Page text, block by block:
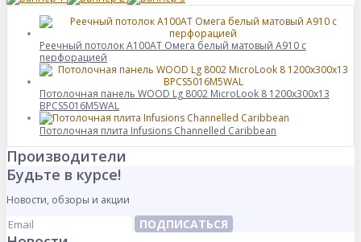
Реечный потолок A100AT Омега белый матовый А910 с
перфорацией
Потолочная панель WOOD Lg 8002 MicroLook 8 1200x300x13
BPCS5016M5WAL
Потолочная плита Infusions Channelled Caribbean
Производители
Будьте в курсе!
Новости, обзоры и акции
ПОДПИСАТЬСЯ